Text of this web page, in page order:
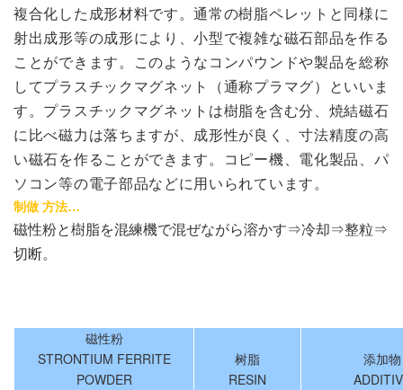
複合化した成形材料です。通常の樹脂ペレットと同様に
射出成形等の成形により、小型で複雑な磁石部品を作る
ことができます。このようなコンパウンドや製品を総称
してプラスチックマグネット（通称プラマグ）といいま
す。プラスチックマグネットは樹脂を含む分、焼結磁石
に比べ磁力は落ちますが、成形性が良く、寸法精度の高
い磁石を作ることができます。コピー機、電化製品、パ
ソコン等の電子部品などに用いられています。
制做 方法…
磁性粉と樹脂を混練機で混ぜながら溶かす⇒冷却⇒整粒⇒
切断。
磁性粉
STRONTIUM FERRITE
POWDER
树脂
RESIN
添加物